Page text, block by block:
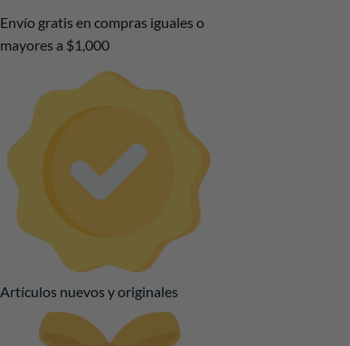
Envío gratis en compras iguales o
mayores a $1,000
Artículos nuevos y originales